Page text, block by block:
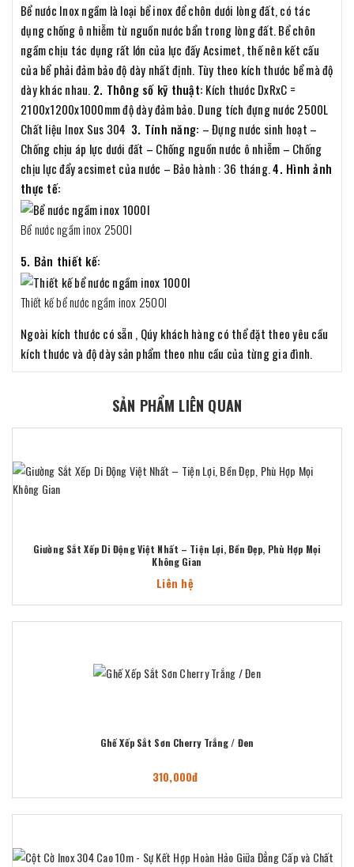
Bể nước Inox ngầm là loại bể inox để chôn dưới lòng đất, có tác
dụng chống ô nhiễm từ nguồn nước bẩn trong lòng đất. Bể chôn
ngầm chịu tác dụng rất lớn của lực đấy Acsimet, thế nên kết cấu
của bể phải đảm bảo độ dày nhất định. Tùy theo kích thước bể mà độ
dày khác nhau. 2. Thông số kỹ thuật: Kích thước DxRxC =
2100x1200x1000mm độ dày đảm bảo. Dung tích đựng nước 2500L
Chất liệu Inox Sus 304 3. Tính năng: – Đựng nước sinh hoạt –
Chống chịu áp lực dưới đất – Chống nguồn nước ô nhiễm – Chống
chịu lực đẩy acsimet của nước – Bảo hành : 36 tháng.4. Hình ảnh
thực tế:
Bể nước ngầm inox 2500l
5. Bản thiết kế:
Thiết kế bể nước ngầm inox 2500l
Ngoài kích thước có sẵn , Qúy khách hàng có thể đặt theo yêu cầu
kích thước và độ dày sản phẩm theo nhu cầu của từng gia đình.
SẢN PHẨM LIÊN QUAN
Giường Sắt Xếp Di Động Việt Nhất – Tiện Lợi, Bền Đẹp, Phù Hợp Mọi
Không Gian
Liên hệ
Ghế Xếp Sắt Sơn Cherry Trắng / Đen
310,000đ